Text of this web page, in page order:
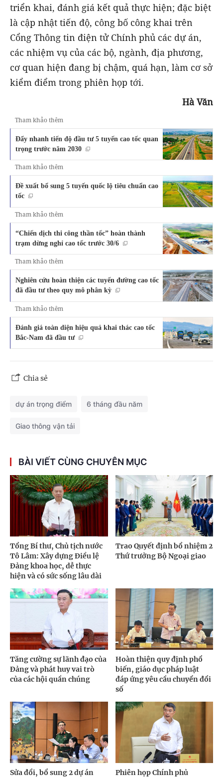
triển khai, đánh giá kết quả thực hiện; đặc biệt
là cập nhật tiến độ, công bố công khai trên
Cổng Thông tin điện tử Chính phủ các dự án,
các nhiệm vụ của các bộ, ngành, địa phương,
cơ quan hiện đang bị chậm, quá hạn, làm cơ sở
kiểm điểm trong phiên họp tới.
Hà Văn
Tham khảo thêm
Đẩy nhanh tiến độ đầu tư 5 tuyến cao tốc quan
trọng trước năm 2030
Tham khảo thêm
Đề xuất bổ sung 5 tuyến quốc lộ tiêu chuẩn cao
tốc
Tham khảo thêm
“Chiến dịch thi công thần tốc” hoàn thành
trạm dừng nghỉ cao tốc trước 30/6
Tham khảo thêm
Nghiên cứu hoàn thiện các tuyến đường cao tốc
đã đầu tư theo quy mô phân kỳ
Tham khảo thêm
Đánh giá toàn diện hiệu quả khai thác cao tốc
Bắc-Nam đã đầu tư
Chia sẻ
dự án trọng điểm 6 tháng đầu năm
Giao thông vận tải
BÀI VIẾT CÙNG CHUYÊN MỤC
Tổng Bí thư, Chủ tịch nước
Tô Lâm: Xây dựng Điều lệ
Đảng khoa học, dễ thực
hiện và có sức sống lâu dài
Trao Quyết định bổ nhiệm 2
Thứ trưởng Bộ Ngoại giao
Tăng cường sự lãnh đạo của
Đảng và phát huy vai trò
của các hội quần chúng
Hoàn thiện quy định phổ
biến, giáo dục pháp luật
đáp ứng yêu cầu chuyển đổi
số
Sửa đổi, bổ sung 2 dự án
Phiên họp Chính phủ